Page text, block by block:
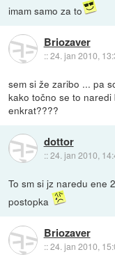
imam samo za to
Briozaver
::24. jan 2010,
sem si že zaribo ... pa
kako točno se to
enkrat????
dottor
::24. jan 2010,
To sm si jz naredu ene
postopka
Briozaver
::24. jan 2010,